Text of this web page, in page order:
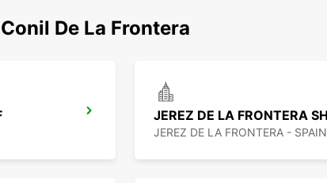
De La Frontera
JEREZ DE LA FRONTERA - SPAIN